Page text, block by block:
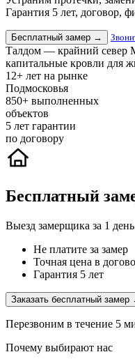
Гарантия 5 лет, договор,
Бесплатный замер →
Талдом — крайний север
капитальные кровли для
12+ лет на рынке
Подмосковья
850+ выполненных
объектов
5 лет гарантии
по договору
Бесплатный
Выезд замерщика за 1
Не платите за замер
Точная цена в
Гарантия 5 лет
Заказать бесплатный замер
Перезвоним в течение 5
Почему выбирают нас